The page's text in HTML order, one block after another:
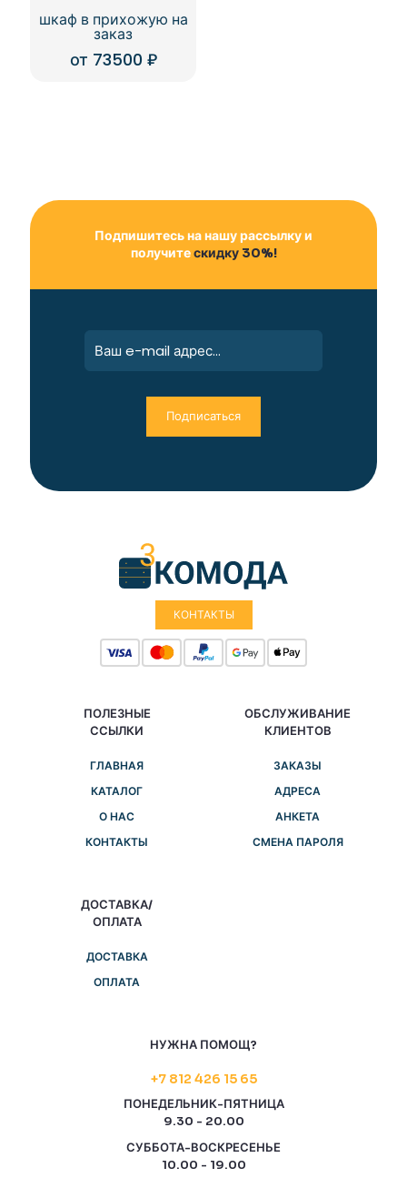
шкаф в прихожую на
заказ
от 73500 ₽
Подпишитесь на нашу рассылку и
получитескидку 30%!
КОНТАКТЫ
ПОЛЕЗНЫЕ
ССЫЛКИ
ГЛАВНАЯ
КАТАЛОГ
О НАС
КОНТАКТЫ
ДОСТАВКА/
ОПЛАТА
ДОСТАВКА
ОПЛАТА
ОБСЛУЖИВАНИЕ
КЛИЕНТОВ
ЗАКАЗЫ
АДРЕСА
АНКЕТА
СМЕНА ПАРОЛЯ
НУЖНА ПОМОЩ?
+7 812 426 15 65
ПОНЕДЕЛЬНИК-ПЯТНИЦА
9.30 - 20.00
СУББОТА-ВОСКРЕСЕНЬЕ
10.00 - 19.00